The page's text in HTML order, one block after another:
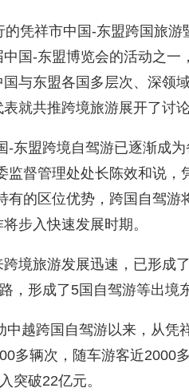
凭祥市中国-东盟跨国旅
国-东盟博览会的活动之一
与东盟各国多层次、深领
就共推跨境旅游展开了讨论
-东盟跨境自驾游已逐渐成
监督管理处处长陈效和说，
有的区位优势，跨国自驾
步入快速发展时期。
境旅游发展迅速，已形成
，形成了5国自驾游等出境
中越跨国自驾游以来，从凭
多辆次，随车游客近2000
突破22亿元。